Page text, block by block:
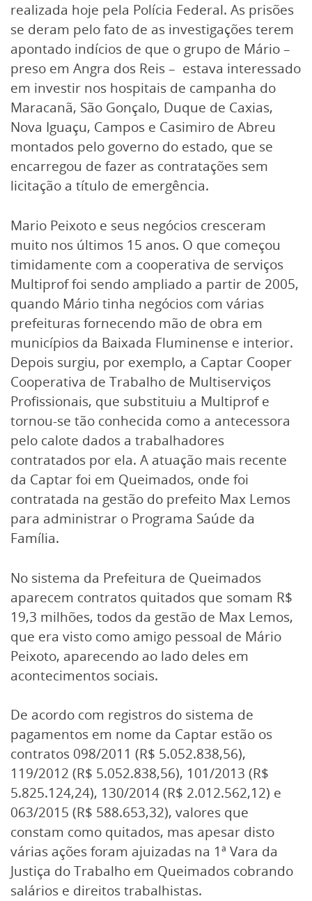
realizada hoje pela Polícia Federal. As prisões
se deram pelo fato de as investigações terem
apontado indícios de que o grupo de Mário –
preso em Angra dos Reis – estava interessado
em investir nos hospitais de campanha do
Maracanã, São Gonçalo, Duque de Caxias,
Nova Iguaçu, Campos e Casimiro de Abreu
montados pelo governo do estado, que se
encarregou de fazer as contratações sem
licitação a título de emergência.
Mario Peixoto e seus negócios cresceram
muito nos últimos 15 anos. O que começou
timidamente com a cooperativa de serviços
Multiprof foi sendo ampliado a partir de 2005,
quando Mário tinha negócios com várias
prefeituras fornecendo mão de obra em
municípios da Baixada Fluminense e interior.
Depois surgiu, por exemplo, a Captar Cooper
Cooperativa de Trabalho de Multiserviços
Profissionais, que substituiu a Multiprof e
tornou-se tão conhecida como a antecessora
pelo calote dados a trabalhadores
contratados por ela. A atuação mais recente
da Captar foi em Queimados, onde foi
contratada na gestão do prefeito Max Lemos
para administrar o Programa Saúde da
Família.
No sistema da Prefeitura de Queimados
aparecem contratos quitados que somam R$
19,3 milhões, todos da gestão de Max Lemos,
que era visto como amigo pessoal de Mário
Peixoto, aparecendo ao lado deles em
acontecimentos sociais.
De acordo com registros do sistema de
pagamentos em nome da Captar estão os
contratos 098/2011 (R$ 5.052.838,56),
119/2012 (R$ 5.052.838,56), 101/2013 (R$
5.825.124,24), 130/2014 (R$ 2.012.562,12) e
063/2015 (R$ 588.653,32), valores que
constam como quitados, mas apesar disto
várias ações foram ajuizadas na 1ª Vara da
Justiça do Trabalho em Queimados cobrando
salários e direitos trabalhistas.